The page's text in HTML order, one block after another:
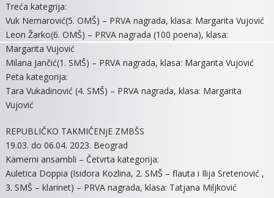
Treća kategrija:
Vuk Nemarović(5. OMŠ) – PRVA nagrada, klasa: Margarita Vujović
Leon Žarko(6. OMŠ) – PRVA nagrada (100 poena), klasa:
Margarita Vujović
Milana Jančić(1. SMŠ) – PRVA nagrada, klasa: Margarita Vujović
Peta kategorija:
Tara Vukadinović (4. SMŠ) – PRVA nagrada, klasa: Margarita
Vujović
REPUBLIČKO TAKMIČENjE ZMBŠS
19.03. do 06.04. 2023. Beograd
Kamerni ansambli – Četvrta kategorija:
Auletica Doppia (Isidora Kozlina, 2. SMŠ – flauta i Ilija Sretenović ,
3. SMŠ – klarinet) – PRVA nagrada, klasa: Tatjana Miljković